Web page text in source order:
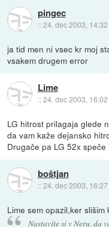
pingec
::24. dec 2003, 14:32
ja tid men ni vsec kr moj
vsakem drugem error
Lime
::24. dec 2003, 16:02
LG hitrost prilagaja glede
da vam kaže dejansko
Drugače pa LG 52x
boštjan
::24. dec 2003, 16:27
Lime sem opazil,ker
Nastavite si v Neru, da